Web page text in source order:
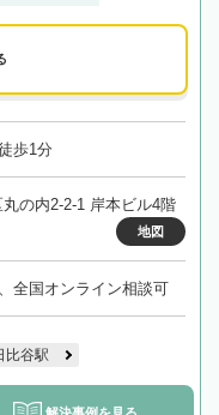
歩1分
の内2-2-1 岸本ビル4階
地図
全国オンライン相談可
比谷駅
解決事例を見る